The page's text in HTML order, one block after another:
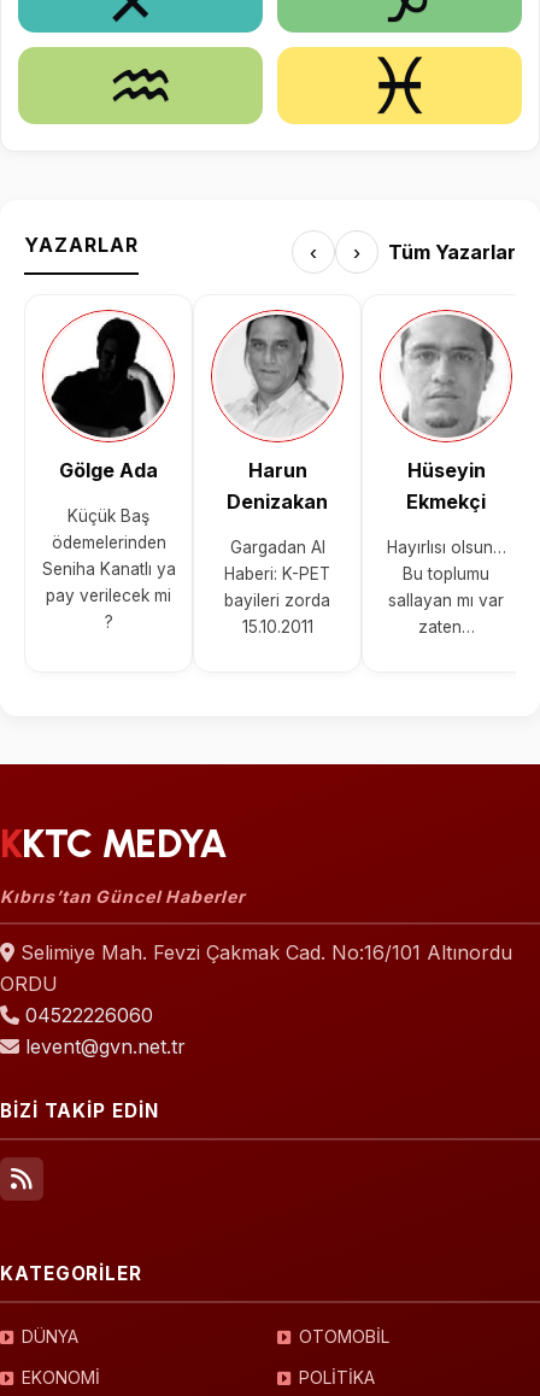
♒
♓
YAZARLAR ‹ › Tüm Yazarlar
Gölge Ada
Küçük Baş
ödemelerinden
Seniha Kanatlı ya
pay verilecek mi
?
Harun
Denizakan
Gargadan Al
Haberi: K-PET
bayileri zorda
15.10.2011
Hüseyin
Ekmekçi
Hayırlısı olsun…
Bu toplumu
sallayan mı var
zaten…
KKTC MEDYA
Kıbrıs’tan Güncel Haberler
Selimiye Mah. Fevzi Çakmak Cad. No:16/101 Altınordu
ORDU
04522226060
levent@gvn.net.tr
BİZİ TAKİP EDİN
KATEGORİLER
DÜNYA
EKONOMİ
OTOMOBİL
POLİTİKA